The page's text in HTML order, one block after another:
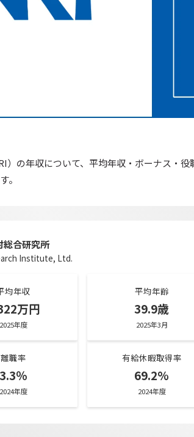
）の年収について、平均年収・ボーナス・
。
総合研究所
Institute, Ltd.
均年収
万円
2025年度
平均年齢
39.9歳
2025年3月
離職率
3.3％
2024年度
有給休暇取得率
69.2%
2024年度